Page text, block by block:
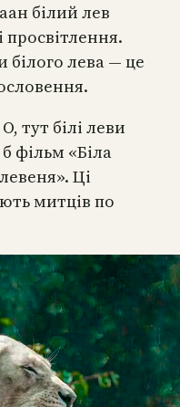
білий лев
просвітлення.
білого лева — це
тут білі леви
фільм «Біла
Ці
митців по